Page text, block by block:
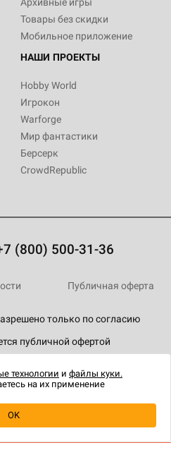
Архивные игры
Товары без скидки
Мобильное приложение
НАШИ ПРОЕКТЫ
Hobby World
Игрокон
Warforge
Мир фантастики
Берсерк
CrowdRepublic
(800) 500-31-36
только по согласию
публичной офертой
Публичная оферта
технологии и файлы куки.
на их применение
OK